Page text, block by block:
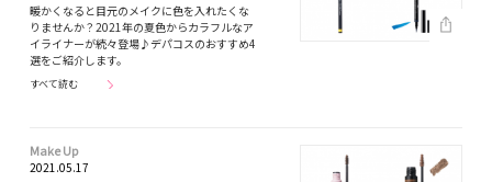
暖かくなると目元のメイクに色を入れたくな
りませんか？2021年の夏色からカラフルなア
イライナーが続々登場♪デパコスのおすすめ4
選をご紹介します。
すべて読む
Make Up
2021.05.17